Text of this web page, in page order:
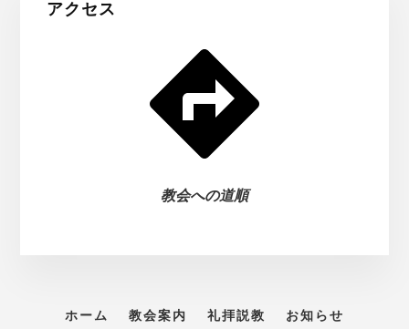
アクセス
教会への道順
ホーム 教会案内 礼拝説教 お知らせ